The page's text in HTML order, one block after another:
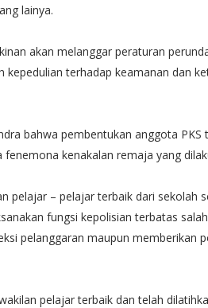
lainya.
akan melanggar peraturan
terhadap keamanan dan
bahwa pembentukan anggota PKS
kenakalan remaja yang
pelajar – pelajar terbaik dari sekolah
fungsi kepolisian terbatas
pelanggaran maupun memberikan
pelajar terbaik dan telah